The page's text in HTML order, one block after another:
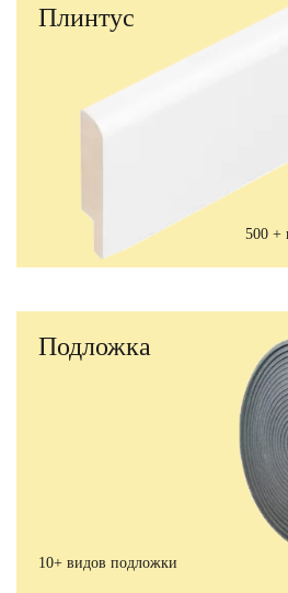
Плинтус
500 +
Подложка
10+ видов подложки